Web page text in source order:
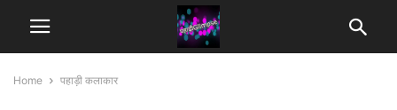
Home पहाड़ी कलाकार